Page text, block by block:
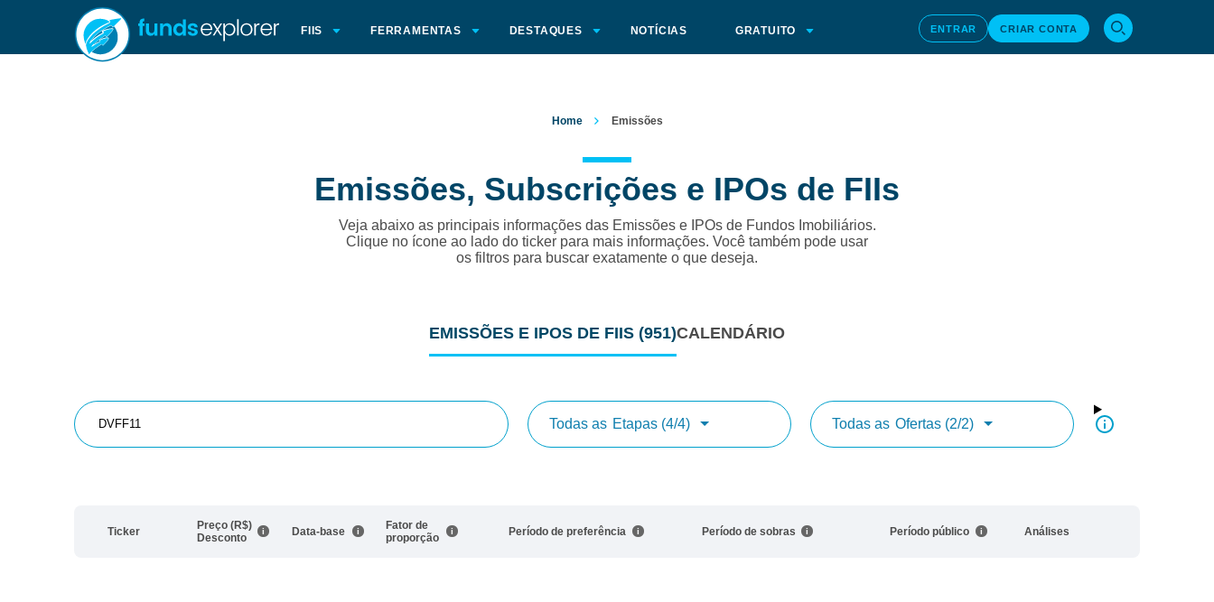
FIIS FERRAMENTAS DESTAQUES NOTÍCIAS GRATUITO ENTRAR CRIAR CONTA
Home Emissões
Emissões, Subscrições e IPOs de FIIs
Veja abaixo as principais informações das Emissões e IPOs de Fundos Imobiliários.
Clique no ícone ao lado do ticker para mais informações. Você também pode usar
os filtros para buscar exatamente o que deseja.
EMISSÕES E IPOS DE FIIS (951)CALENDÁRIO
Todas as Etapas (4/4) Todas as Ofertas (2/2)
Ticker
Preço (R$)
Desconto
Data-base
Fator de
proporção
Período de preferência Período de sobras Período público Análises